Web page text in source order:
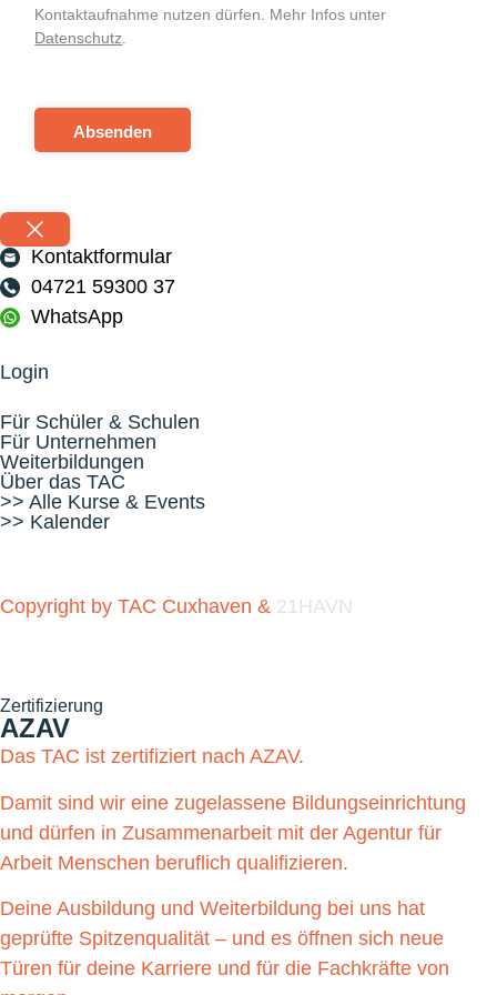
Kontaktaufnahme nutzen dürfen. Mehr Infos unter
Datenschutz.
Absenden
Kontaktformular
04721 59300 37
WhatsApp
Login
Für Schüler & Schulen
Für Unternehmen
Weiterbildungen
Über das TAC
>> Alle Kurse & Events
>> Kalender
Copyright by TAC Cuxhaven & 21HAVN
Zertifizierung
AZAV
Das TAC ist zertifiziert nach AZAV.
Damit sind wir eine zugelassene Bildungseinrichtung
und dürfen in Zusammenarbeit mit der Agentur für
Arbeit Menschen beruflich qualifizieren.
Deine Ausbildung und Weiterbildung bei uns hat
geprüfte Spitzenqualität – und es öffnen sich neue
Türen für deine Karriere und für die Fachkräfte von